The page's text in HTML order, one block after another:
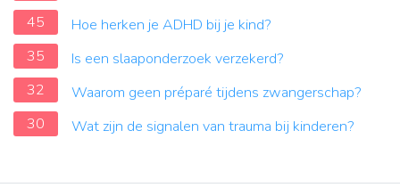
45
Hoe herken je ADHD bij je kind?
35
Is een slaaponderzoek verzekerd?
32
Waarom geen préparé tijdens zwangerschap?
30
Wat zijn de signalen van trauma bij kinderen?